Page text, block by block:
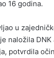
16 godina.
u
naložila DNK
potvrdila